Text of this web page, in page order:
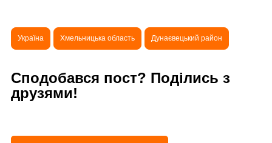
Україна Хмельницька область Дунаєвецький район
Сподобався пост? Поділись з
друзями!